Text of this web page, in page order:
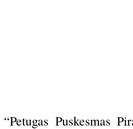
“Petugas Puskesmas